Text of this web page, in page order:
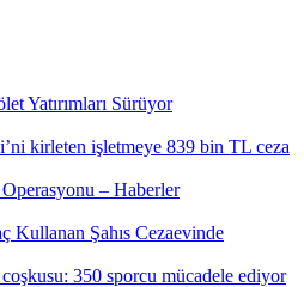
Yatırımları Sürüyor
kirleten işletmeye 839 bin TL ceza
– Haberler
Kullanan Şahıs Cezaevinde
350 sporcu mücadele ediyor